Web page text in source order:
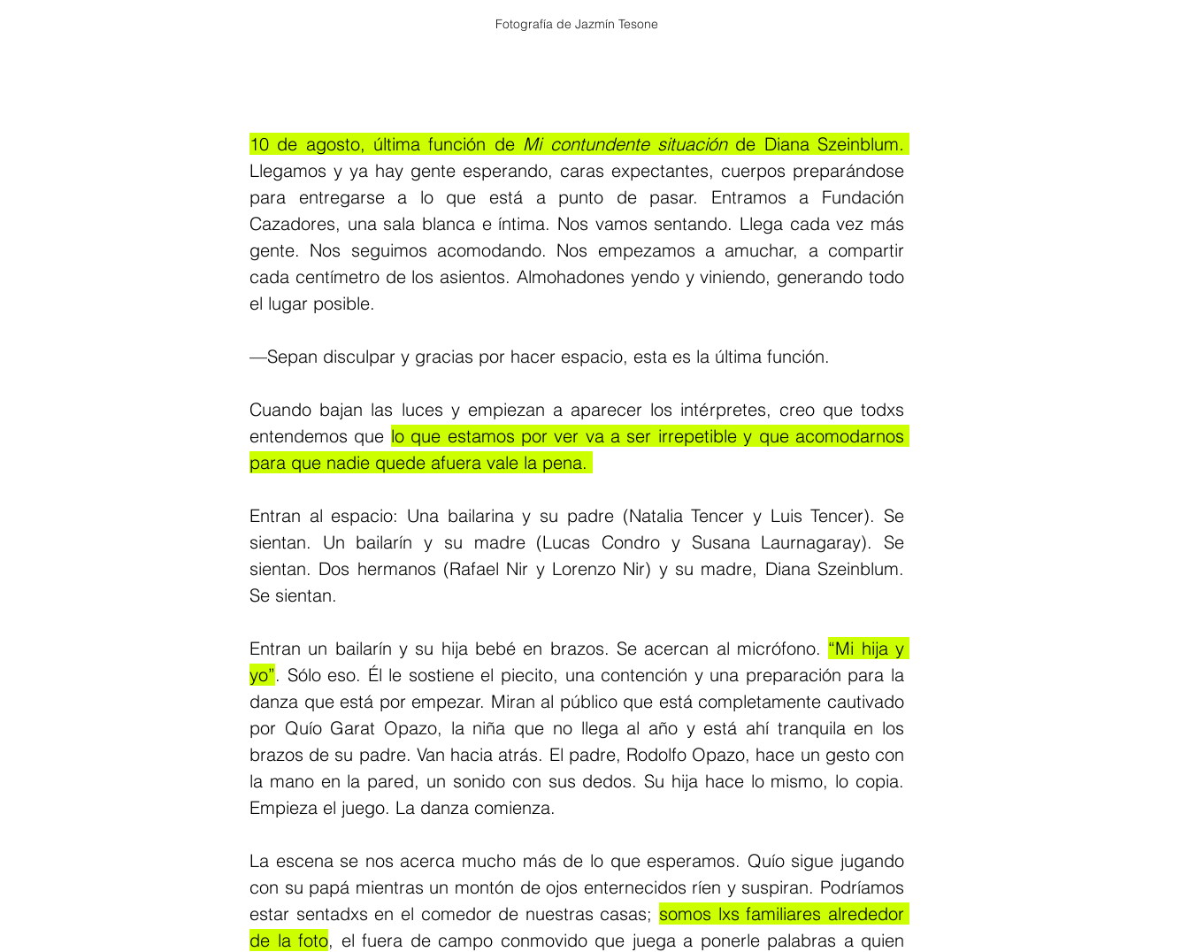
Fotografía de Jazmín Tesone
10 de agosto, última función de Mi contundente situación de Diana Szeinblum
Llegamos y ya hay gente esperando, caras expectantes, cuerpos preparándose
para entregarse a lo que está a punto de pasar. Entramos a Fundación
Cazadores, una sala blanca e íntima. Nos vamos sentando. Llega cada vez más
gente. Nos seguimos acomodando. Nos empezamos a amuchar, a compartir
cada centímetro de los asientos. Almohadones yendo y viniendo, generando todo
el lugar posible.
—Sepan disculpar y gracias por hacer espacio, esta es la última función.
Cuando bajan las luces y empiezan a aparecer los intérpretes, creo que todxs
entendemos que lo que estamos por ver va a ser irrepetible y que acomodarnos
para que nadie quede afuera vale la pena.
Entran al espacio: Una bailarina y su padre (Natalia Tencer y Luis Tencer). Se
sientan. Un bailarín y su madre (Lucas Condro y Susana Laurnagaray). Se
sientan. Dos hermanos (Rafael Nir y Lorenzo Nir) y su madre, Diana Szeinblum.
Se sientan.
Entran un bailarín y su hija bebé en brazos. Se acercan al micrófono. “Mi hija y
yo”. Sólo eso. Él le sostiene el piecito, una contención y una preparación para la
danza que está por empezar. Miran al público que está completamente cautivado
por Quío Garat Opazo, la niña que no llega al año y está ahí tranquila en los
brazos de su padre. Van hacia atrás. El padre, Rodolfo Opazo, hace un gesto con
la mano en la pared, un sonido con sus dedos. Su hija hace lo mismo, lo copia.
Empieza el juego. La danza comienza.
La escena se nos acerca mucho más de lo que esperamos. Quío sigue jugando
con su papá mientras un montón de ojos enternecidos ríen y suspiran. Podríamos
estar sentadxs en el comedor de nuestras casas; somos lxs familiares alrededor
de la foto, el fuera de campo conmovido que juega a ponerle palabras a quien